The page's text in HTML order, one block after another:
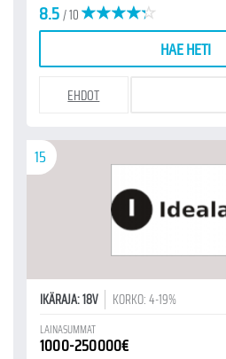
8.5/ 10
HAE HETI
EHDOT
15
IKÄRAJA: 18V KORKO: 4-19%
LAINASUMMAT
1000-250000€